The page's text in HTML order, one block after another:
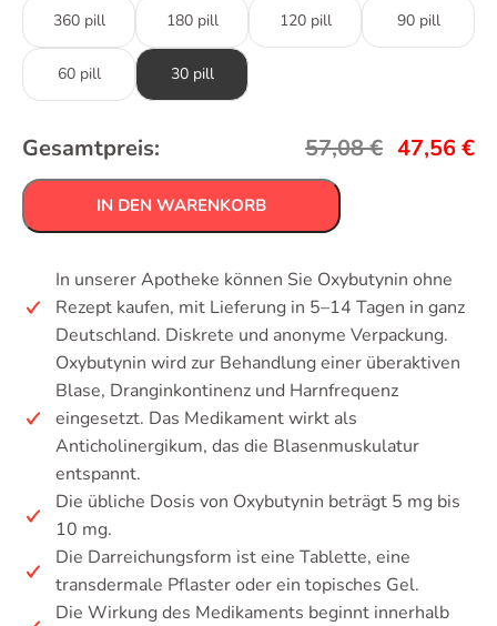
360 pill 180 pill 120 pill 90 pill
60 pill 30 pill
Gesamtpreis: 57,08€ 47,56€
IN DEN WARENKORB
In unserer Apotheke können Sie Oxybutynin ohne
Rezept kaufen, mit Lieferung in 5–14 Tagen in ganz
Deutschland. Diskrete und anonyme Verpackung.
Oxybutynin wird zur Behandlung einer überaktiven
Blase, Dranginkontinenz und Harnfrequenz
eingesetzt. Das Medikament wirkt als
Anticholinergikum, das die Blasenmuskulatur
entspannt.
Die übliche Dosis von Oxybutynin beträgt 5 mg bis
10 mg.
Die Darreichungsform ist eine Tablette, eine
transdermale Pflaster oder ein topisches Gel.
Die Wirkung des Medikaments beginnt innerhalb